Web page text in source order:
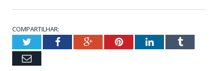
COMPARTILHAR:
TwitterFacebookGoogle+PinterestLinkedInTumblr
Email